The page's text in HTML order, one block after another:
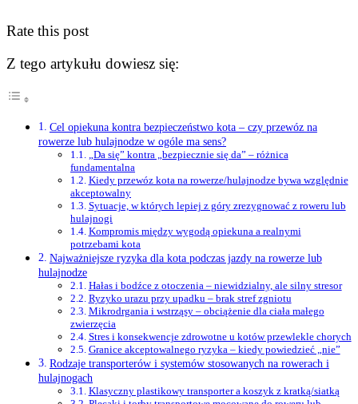
Rate this post
Z tego artykułu dowiesz się:
Cel opiekuna kontra bezpieczeństwo kota – czy przewóz na
rowerze lub hulajnodze w ogóle ma sens?
„Da się” kontra „bezpiecznie się da” – różnica
fundamentalna
Kiedy przewóz kota na rowerze/hulajnodze bywa względnie
akceptowalny
Sytuacje, w których lepiej z góry zrezygnować z roweru lub
hulajnogi
Kompromis między wygodą opiekuna a realnymi
potrzebami kota
Najważniejsze ryzyka dla kota podczas jazdy na rowerze lub
hulajnodze
Hałas i bodźce z otoczenia – niewidzialny, ale silny stresor
Ryzyko urazu przy upadku – brak stref zgniotu
Mikrodrgania i wstrząsy – obciążenie dla ciała małego
zwierzęcia
Stres i konsekwencje zdrowotne u kotów przewlekle chorych
Granice akceptowalnego ryzyka – kiedy powiedzieć „nie”
Rodzaje transporterów i systemów stosowanych na rowerach i
hulajnogach
Klasyczny plastikowy transporter a koszyk z kratką/siatką